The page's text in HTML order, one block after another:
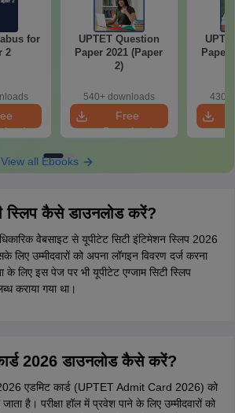
for
2
UPTET Question
Paper 2021 (Paper
2)
540+ downloads
Free
Download
Paper
430+
View all Ebooks
स्लिप कैसे डाउनलोड करें?
वेेबसाइट से यूपीटेट सिटी इंटिमेशन स्लिप 2026
उम्मीदवारों को अपना लॉगइन विवरण दर्ज करना
के लिए इस पेज पर भी यूपीटेट एग्जाम सिटी स्लिप
कराया गया था।
2026 डाउनलोड कैसे करें?
2026 एडमिट कार्ड (UPTET Admit Card 2026) को
है। परीक्षा हॉल में प्रवेश पाने के लिए उम्मीदवारों को